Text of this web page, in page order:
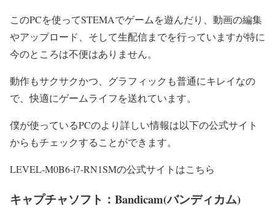
このPCを使ってSTEMAでゲームを遊んだり、動画の編集
やアップロード、そして生配信までを行っていますが特に
今のところは不便はありません。
動作もサクサクかつ、グラフィックも普通にキレイなの
で、快適にゲームライフを送れています。
僕が使っているPCのより詳しい情報は以下の公式サイト
からもチェックすることができます。
LEVEL-M0B6-i7-RN1SMの公式サイトはこちら
キャプチャソフト：Bandicam(バンディカム)